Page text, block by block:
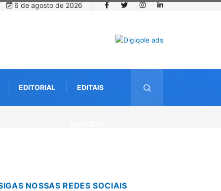
6 de agosto de 2026
EDITORIAL EDITAIS
NOSSAS REDES SOCIAIS